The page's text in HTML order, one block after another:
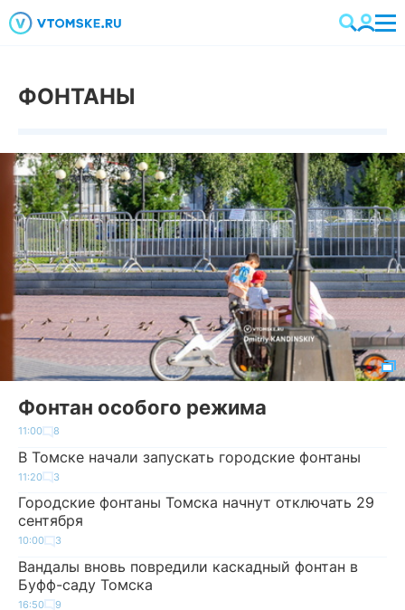
ФОНТАНЫ
Фонтан особого режима
11:00 8
В Томске начали запускать городские фонтаны
11:20 3
Городские фонтаны Томска начнут отключать 29
сентября
10:00 3
Вандалы вновь повредили каскадный фонтан в
Буфф-саду Томска
16:50 9